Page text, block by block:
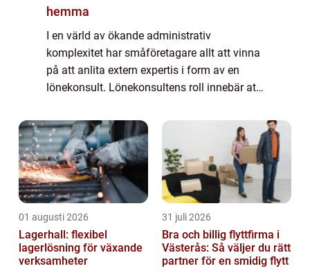
hemma
I en värld av ökande administrativ
komplexitet har småföretagare allt att vinna
på att anlita extern expertis i form av en
lönekonsult. Lönekonsultens roll innebär att
01 augusti 2026
Lagerhall: flexibel
lagerlösning för växande
verksamheter
31 juli 2026
Bra och billig flyttfirma i
Västerås: Så väljer du rätt
partner för en smidig flytt